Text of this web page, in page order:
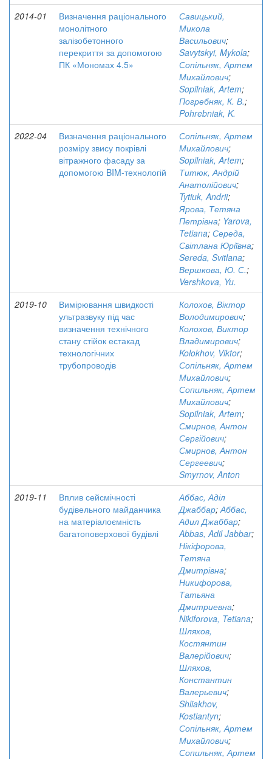
2014-01
Визначення раціонального
монолітного
залізобетонного
перекриття за допомогою
ПК «Мономах 4.5»
Савицький,
Микола
Васильович;
Savytskyi, Mykola;
Сопільняк, Артем
Михайлович;
Sopilniak, Artem;
Погребняк, К. В.;
Pohrebniak, K.
2022-04
Визначення раціонального
розміру звису покрівлі
вітражного фасаду за
допомогою BIM-технологій
Сопільняк, Артем
Михайлович;
Sopilniak, Artem;
Титюк, Андрій
Анатолійович;
Tytiuk, Andrii;
Ярова, Тетяна
Петрівна; Yarova,
Tetiana; Середа,
Світлана Юріївна;
Sereda, Svitlana;
Вершкова, Ю. С.;
Vershkova, Yu.
2019-10
Вимірювання швидкості
ультразвуку під час
визначення технічного
стану стійок естакад
технологічних
трубопроводів
Колохов, Віктор
Володимирович;
Колохов, Виктор
Владимирович;
Kolokhov, Viktor;
Сопільняк, Артем
Михайлович;
Сопильняк, Артем
Михайлович;
Sopilniak, Artem;
Смирнов, Антон
Сергійович;
Смирнов, Антон
Сергеевич;
Smyrnov, Anton
2019-11
Вплив сейсмічності
будівельного майданчика
на матеріалоємність
багатоповерхової будівлі
Аббас, Аділ
Джаббар;Аббас,
Адил Джаббар;
Abbas, Adil Jabbar;
Нікіфорова,
Тетяна
Дмитрівна;
Никифорова,
Татьяна
Дмитриевна;
Nikiforova, Tetiana;
Шляхов,
Костянтин
Валерійович;
Шляхов,
Константин
Валерьевич;
Shliakhov,
Kostiantyn;
Сопільняк, Артем
Михайлович;
Сопильняк, Артем